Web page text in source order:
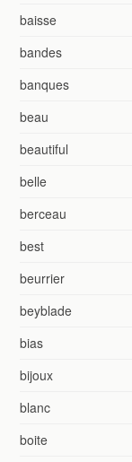
baisse
bandes
banques
beau
beautiful
belle
berceau
best
beurrier
beyblade
bias
bijoux
blanc
boite